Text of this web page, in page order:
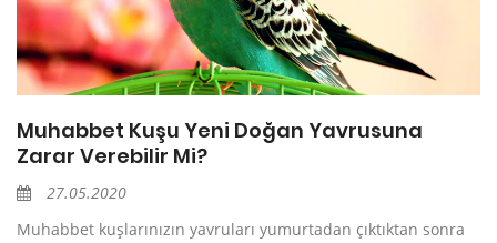
Muhabbet Kuşu Yeni Doğan Yavrusuna
Zarar Verebilir Mi?
27.05.2020
Muhabbet kuşlarınızın yavruları yumurtadan çıktıktan sonra